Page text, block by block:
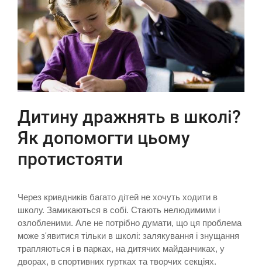
Дитину дражнять в школі?
Як допомогти цьому
протистояти
Через кривдників багато дітей не хочуть ходити в
школу. Замикаються в собі. Стають нелюдимими і
озлобленими. Але не потрібно думати, що ця проблема
може з'явитися тільки в школі: залякування і знущання
трапляються і в парках, на дитячих майданчиках, у
дворах, в спортивних гуртках та творчих секціях.